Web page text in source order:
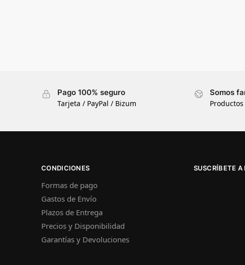
Pago 100% seguro
Tarjeta / PayPal / Bizum
Somos
CONDICIONES
Formas de pago
Gastos de Envío
Plazos de Entrega
Precios y Disponibilidad
Garantías y Devoluciones
SUSCRÍBETE A